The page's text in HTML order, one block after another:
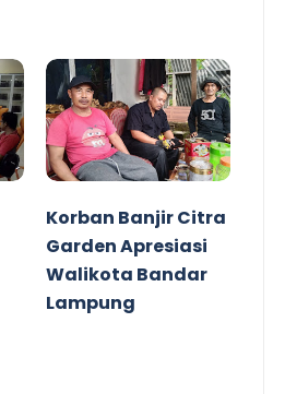
Korban Banjir Citra
Garden Apresiasi
Walikota Bandar
Lampung